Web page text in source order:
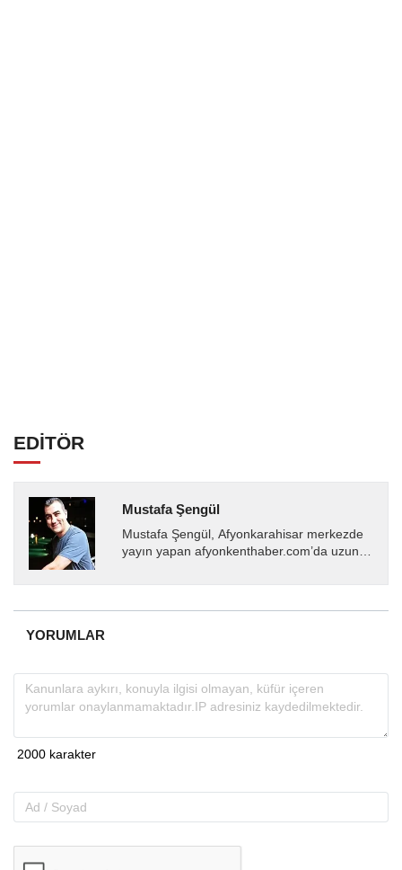
EDİTÖR
Mustafa Şengül
Mustafa Şengül, Afyonkarahisar merkezde
yayın yapan afyonkenthaber.com’da uzun
almakta, haber akışı...
YORUMLAR